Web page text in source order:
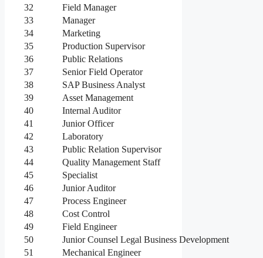
32
Field Manager
33
Manager
34
Marketing
35
Production Supervisor
36
Public Relations
37
Senior Field Operator
38
SAP Business Analyst
39
Asset Management
40
Internal Auditor
41
Junior Officer
42
Laboratory
43
Public Relation Supervisor
44
Quality Management Staff
45
Specialist
46
Junior Auditor
47
Process Engineer
48
Cost Control
49
Field Engineer
50
Junior Counsel Legal Business Development
51
Mechanical Engineer